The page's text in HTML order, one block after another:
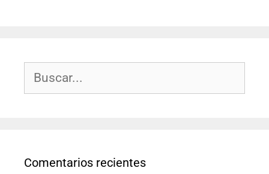
Comentarios recientes